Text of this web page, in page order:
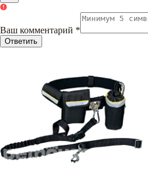
Ваш комментарий *
Ответить